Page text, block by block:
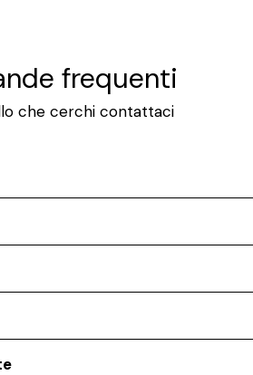
frequenti
che cerchi contattaci